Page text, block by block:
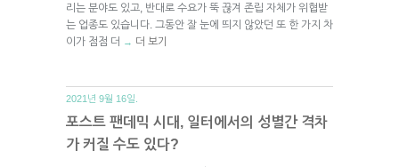
리는 분야도 있고, 반대로 수요가 뚝 끊겨 존립 자체가 위협받
는 업종도 있습니다. 그동안 잘 눈에 띄지 않았던 또 한 가지 차
이가 점점 더 → 더 보기
2021년 9월 16일.
포스트 팬데믹 시대, 일터에서의 성별간 격차
가 커질 수도 있다?